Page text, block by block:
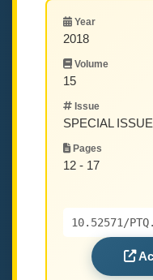
Year
2018
Volume
15
Issue
SPECIAL
Pages
12 - 17
10.52571/